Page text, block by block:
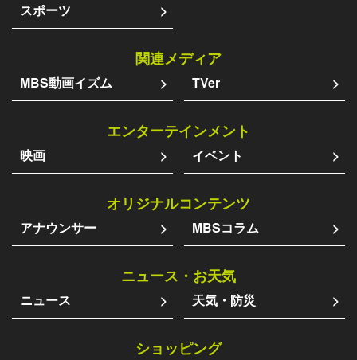
スポーツ
関連メディア
MBS動画イズム TVer
エンターテインメント
映画 イベント
オリジナルコンテンツ
アナウンサー MBSコラム
ニュース・お天気
ニュース 天気・防災
ショッピング